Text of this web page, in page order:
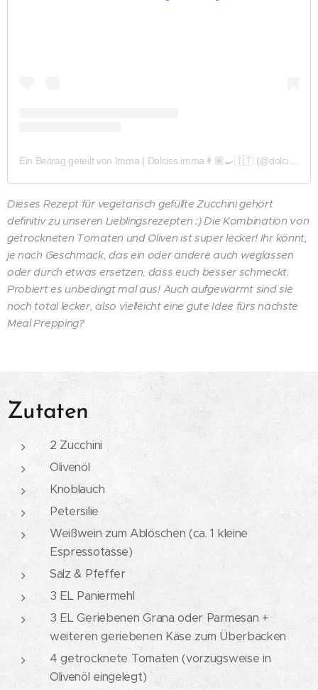
Dieses Rezept für vegetarisch gefüllte Zucchini gehört
definitiv zu unseren Lieblingsrezepten :) Die Kombination von
getrockneten Tomaten und Oliven ist super lecker! Ihr könnt,
je nach Geschmack, das ein oder andere auch weglassen
oder durch etwas ersetzen, dass euch besser schmeckt.
Probiert es unbedingt mal aus!Auch aufgewärmt sind sie
noch total lecker, also vielleicht eine gute Idee fürs nächste
Meal Prepping?
Zutaten
2 Zucchini
Olivenöl
Knoblauch
Petersilie
Weißwein zum Ablöschen (ca. 1 kleine
Espressotasse)
Salz & Pfeffer
3 EL Paniermehl
3 EL Geriebenen Grana oder Parmesan +
weiteren geriebenen Käse zum Überbacken
4 getrocknete Tomaten (vorzugsweise in
Olivenöl eingelegt)